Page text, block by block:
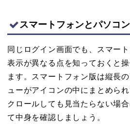
スマートフォンとパソコ
同じログイン画面でも、スマー
表示が異なる点を知っておくと
ます。スマートフォン版は縦長
ューがアイコンの中にまとめら
クロールしても見当たらない場
て中身を確認しましょう。